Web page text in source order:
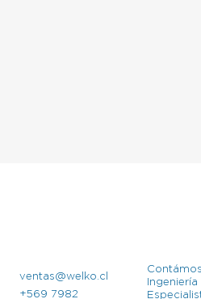
ventas@welko.cl
+569 7982